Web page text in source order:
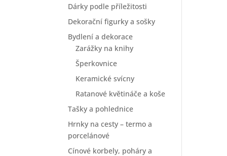
Dárky podle příležitosti
Dekorační figurky a sošky
Bydlení a dekorace
Zarážky na knihy
Šperkovnice
Keramické svícny
Ratanové květináče a koše
Tašky a pohlednice
Hrnky na cesty – termo a
porcelánové
Cínové korbely, poháry a